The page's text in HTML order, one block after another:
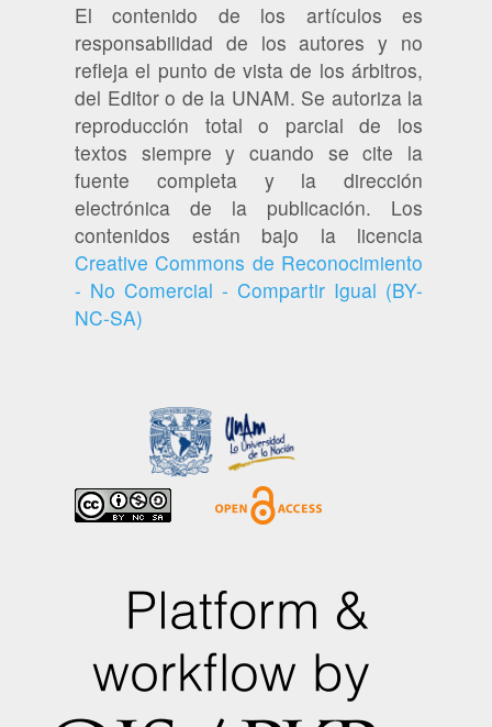
El contenido de los artículos es
responsabilidad de los autores y no
refleja el punto de vista de los árbitros,
del Editor o de la UNAM. Se autoriza la
reproducción total o parcial de los
textos siempre y cuando se cite la
fuente completa y la dirección
electrónica de la publicación. Los
contenidos están bajo la licencia
Creative Commons de Reconocimiento
- No Comercial - Compartir Igual (BY-
NC-SA)